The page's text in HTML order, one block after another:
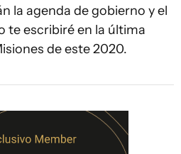
la agenda de gobierno y el
te escribiré en la última
de este 2020.